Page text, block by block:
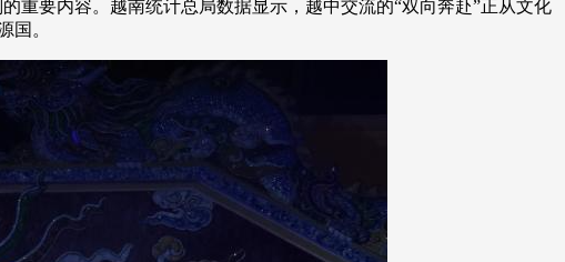
要内容。越南统计总局数据显示，越中交流的“双向奔赴”正从文化
国。